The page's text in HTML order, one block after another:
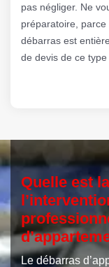
pas négliger. Ne
préparatoire, parce
débarras est
de devis de ce
Quelle est
Le débarras